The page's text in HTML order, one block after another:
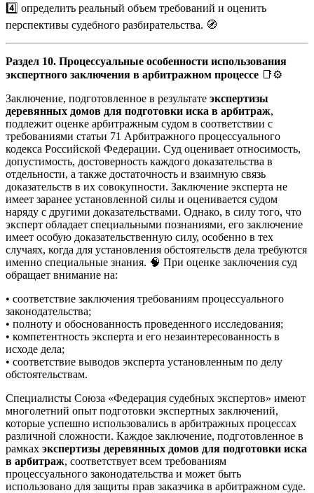
4️⃣ определить реальный объем требований и оценить
перспективы судебного разбирательства. 🧭
Раздел 10. Процессуальные особенности использования
экспертного заключения в арбитражном процессе 📑⚙️
Заключение, подготовленное в результате экспертизы
деревянных домов для подготовки иска в арбитраж,
подлежит оценке арбитражным судом в соответствии с
требованиями статьи 71 Арбитражного процессуального
кодекса Российской Федерации. Суд оценивает относимость,
допустимость, достоверность каждого доказательства в
отдельности, а также достаточность и взаимную связь
доказательств в их совокупности. Заключение эксперта не
имеет заранее установленной силы и оценивается судом
наряду с другими доказательствами. Однако, в силу того, что
эксперт обладает специальными познаниями, его заключение
имеет особую доказательственную силу, особенно в тех
случаях, когда для установления обстоятельств дела требуются
именно специальные знания. 🧠 При оценке заключения суд
обращает внимание на:
• соответствие заключения требованиям процессуального
законодательства;
• полноту и обоснованность проведенного исследования;
• компетентность эксперта и его незаинтересованность в
исходе дела;
• соответствие выводов эксперта установленным по делу
обстоятельствам.
Специалисты Союза «Федерация судебных экспертов» имеют
многолетний опыт подготовки экспертных заключений,
которые успешно использовались в арбитражных процессах
различной сложности. Каждое заключение, подготовленное в
рамках экспертизы деревянных домов для подготовки иска
в арбитраж, соответствует всем требованиям
процессуального законодательства и может быть
использовано для защиты прав заказчика в арбитражном суде.